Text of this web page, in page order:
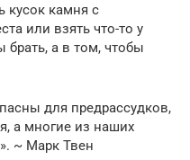
кусок камня с
или взять что-то у
а в том, чтобы
для предрассудков,
а многие из наших
~ Марк Твен